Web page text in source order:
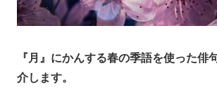
『月』にかんする春の季語を使った俳
介します。